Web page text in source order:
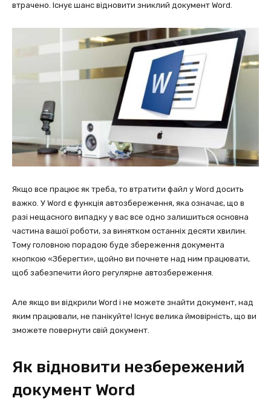
втрачено. Існує шанс відновити зниклий документ Word.
Якщо все працює як треба, то втратити файл у Word досить
важко. У Word є функція автозбереження, яка означає, що в
разі нещасного випадку у вас все одно залишиться основна
частина вашої роботи, за винятком останніх десяти хвилин.
Тому головною порадою буде збереження документа
кнопкою «Зберегти», щойно ви почнете над ним працювати,
щоб забезпечити його регулярне автозбереження.
Але якщо ви відкрили Word і не можете знайти документ, над
яким працювали, не панікуйте! Існує велика ймовірність, що ви
зможете повернути свій документ.
Як відновити незбережений
документ Word